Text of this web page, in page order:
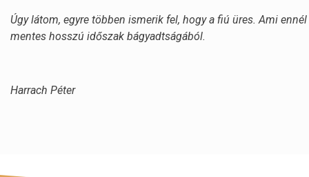
Úgy látom, egyre többen ismerik fel, hogy a fiú üres. Ami
mentes hosszú időszak bágyadtságából.
Harrach Péter